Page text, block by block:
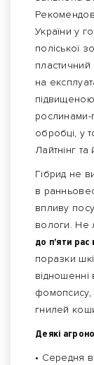
України у
поліської
на
рослинами-
обробці, у
Лайтнінг та
Гібрид не
в
впливу
вологи. Не
до п'яти рас
поразки
фомопсису,
гнилей
Деякі
• Середня